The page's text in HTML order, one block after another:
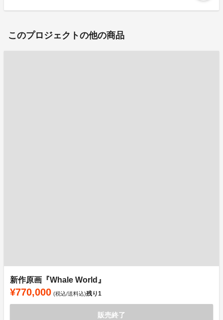
このプロジェクトの他の商品
新作原画『Whale World』
¥770,000 (税込/送料込)残り1
販売終了